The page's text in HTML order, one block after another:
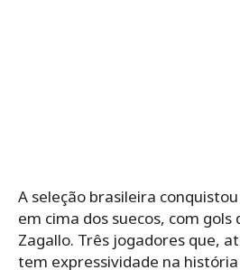
A seleção brasileira
em cima dos suecos, com gols
Zagallo. Três jogadores que,
tem expressividade na